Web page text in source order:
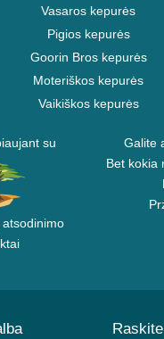
Vasaros kepurės
Pigios kepurės
Goorin Bros kepurės
Moteriškos kepurės
Vaikiškos kepurės
su
Galite
Bet kokia